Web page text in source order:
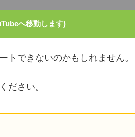
へ移動します)
トできないのかもしれません。
ださい。